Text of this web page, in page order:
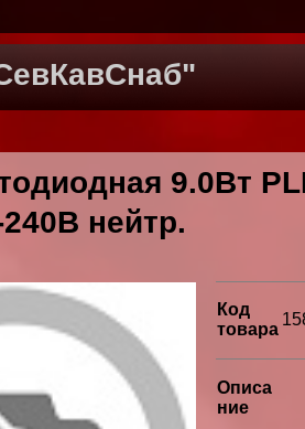
9.0Вт
нейтр.
Код
товара
Описа
ние